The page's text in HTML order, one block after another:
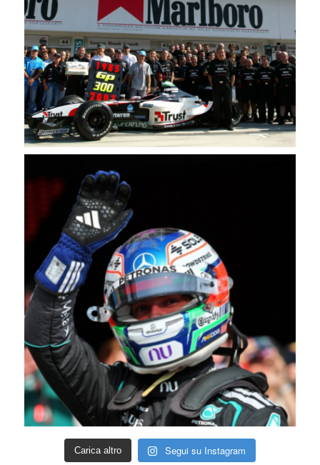
Carica altro Segui su Instagram